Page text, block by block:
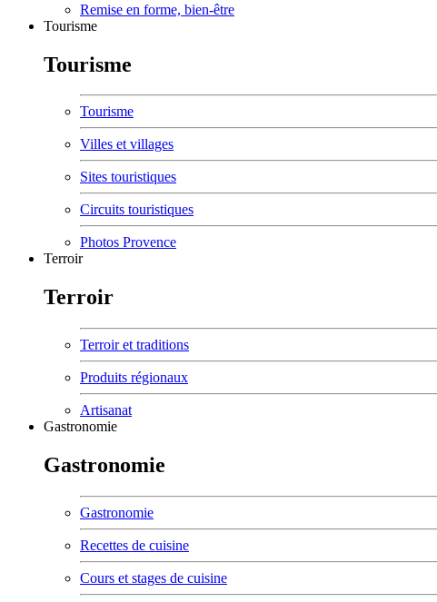
Remise en forme, bien-être
Tourisme
Tourisme
Tourisme
Villes et villages
Sites touristiques
Circuits touristiques
Photos Provence
Terroir
Terroir
Terroir et traditions
Produits régionaux
Artisanat
Gastronomie
Gastronomie
Gastronomie
Recettes de cuisine
Cours et stages de cuisine